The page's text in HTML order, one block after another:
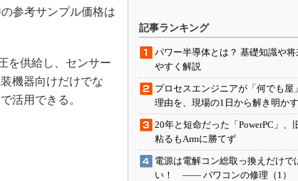
参考サンプル価格は
を供給し、センサー
機器向けだけでな
活用できる。
記事ランキング
パワー半導体とは？ 基礎知識や将
やすく解説
プロセスエンジニアが「何でも屋
理由を、現場の1日から解き明かす
20年と短命だった「PowerPC」、
粘るもArmに勝てず
電源は電解コン総取っ換えだけで
い！ ―― パワコンの修理（1）